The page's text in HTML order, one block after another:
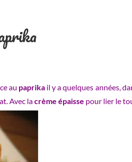
au paprikail y a quelques années,
Avec lacrème épaisse pour lier le